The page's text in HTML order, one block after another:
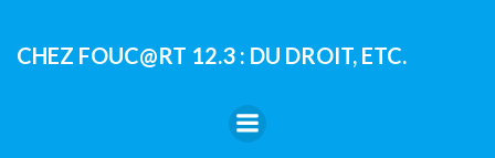
contenu
CHEZ FOUC@RT 12.3 : DU DROIT, ETC.